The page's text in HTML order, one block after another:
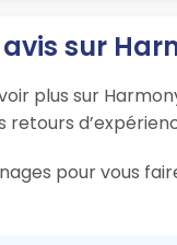
sur
plus sur
pour vous